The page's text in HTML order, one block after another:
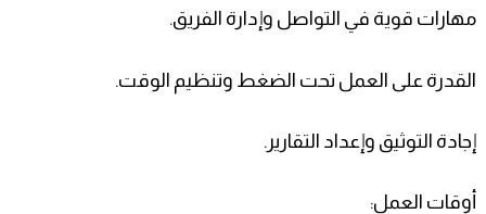
مهارات قوية في التواصل وإدارة الفريق.
القدرة على العمل تحت الضغط وتنظيم الوقت.
إجادة التوثيق وإعداد التقارير.
أوقات العمل: